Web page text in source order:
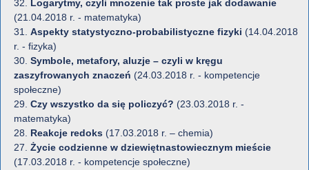
32. Logarytmy, czyli mnożenie tak proste jak dodawanie
(21.04.2018 r. - matematyka)
31. Aspekty statystyczno-probabilistyczne fizyki (14.04.2018
r. - fizyka)
30. Symbole, metafory, aluzje – czyli w kręgu
zaszyfrowanych znaczeń (24.03.2018 r. - kompetencje
społeczne)
29. Czy wszystko da się policzyć? (23.03.2018 r. -
matematyka)
28. Reakcje redoks (17.03.2018 r. – chemia)
27. Życie codzienne w dziewiętnastowiecznym mieście
(17.03.2018 r. - kompetencje społeczne)